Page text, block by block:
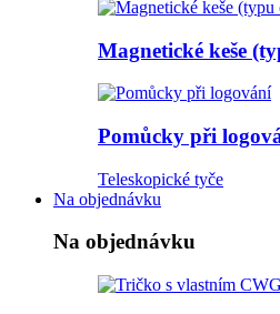
Magnetické keše
Pomůcky při
Teleskopické tyče
Na objednávku
Na objednávku